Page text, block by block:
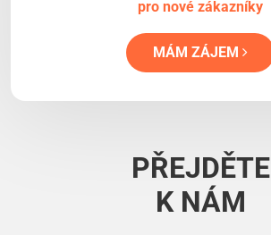
pro nové zákazníky
MÁM ZÁJEM
PŘEJDĚTE
K NÁM